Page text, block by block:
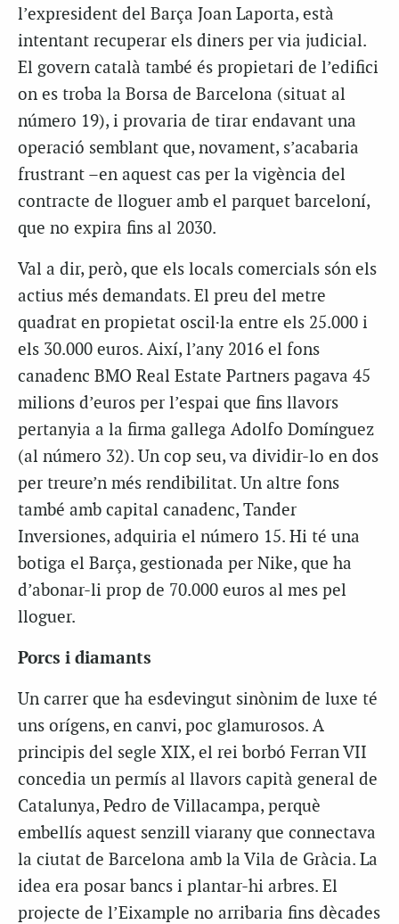
l’expresident del Barça Joan Laporta, està
intentant recuperar els diners per via judicial.
El govern català també és propietari de l’edifici
on es troba la Borsa de Barcelona (situat al
número 19), i provaria de tirar endavant una
operació semblant que, novament, s’acabaria
frustrant –en aquest cas per la vigència del
contracte de lloguer amb el parquet barceloní,
que no expira fins al 2030.
Val a dir, però, que els locals comercials són els
actius més demandats. El preu del metre
quadrat en propietat oscil·la entre els 25.000 i
els 30.000 euros. Així, l’any 2016 el fons
canadenc BMO Real Estate Partners pagava 45
milions d’euros per l’espai que fins llavors
pertanyia a la firma gallega Adolfo Domínguez
(al número 32). Un cop seu, va dividir-lo en dos
per treure’n més rendibilitat. Un altre fons
també amb capital canadenc, Tander
Inversiones, adquiria el número 15. Hi té una
botiga el Barça, gestionada per Nike, que ha
d’abonar-li prop de 70.000 euros al mes pel
lloguer.
Porcs i diamants
Un carrer que ha esdevingut sinònim de luxe té
uns orígens, en canvi, poc glamurosos. A
principis del segle XIX, el rei borbó Ferran VII
concedia un permís al llavors capità general de
Catalunya, Pedro de Villacampa, perquè
embellís aquest senzill viarany que connectava
la ciutat de Barcelona amb la Vila de Gràcia. La
idea era posar bancs i plantar-hi arbres. El
projecte de l’Eixample no arribaria fins dècades